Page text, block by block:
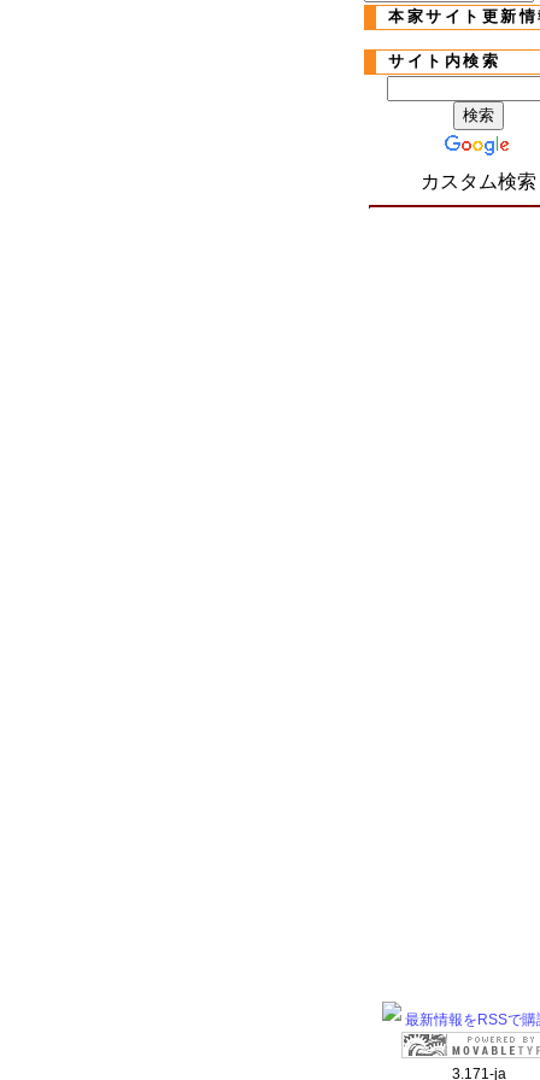
本家サイト更新
サイト内検索
カスタム検索
最新情報をRSSで購
3.171-ja